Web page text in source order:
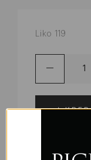
Liko 119
Į